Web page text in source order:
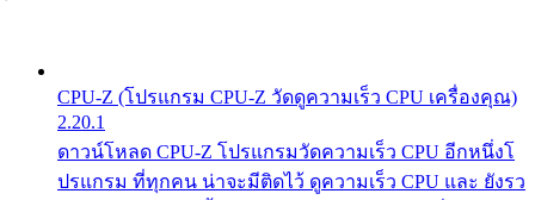
CPU-Z (โปรแกรม CPU-Z วัดดูความเร็ว CPU เครื่องคุณ)
2.20.1
ดาวน์โหลด CPU-Z โปรแกรมวัดความเร็ว CPU อีกหนึ่งโ
ปรแกรม ที่ทุกคน น่าจะมีติดไว้ ดูความเร็ว CPU และ ยังรว